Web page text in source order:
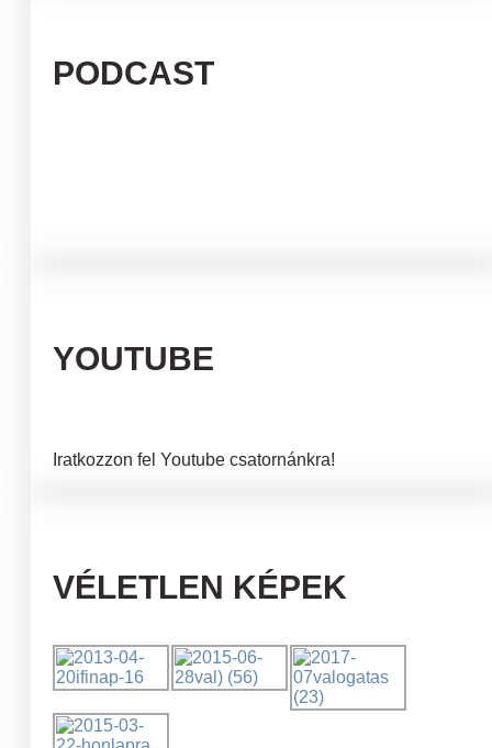
PODCAST
YOUTUBE
Iratkozzon fel Youtube csatornánkra!
VÉLETLEN KÉPEK